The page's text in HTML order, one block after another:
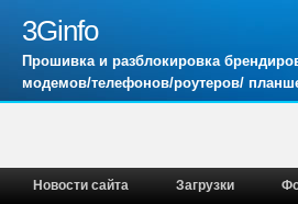
3Ginfo
Прошивка и разблокировка
модемов/телефонов/роутеров/
Новости сайта Загрузки